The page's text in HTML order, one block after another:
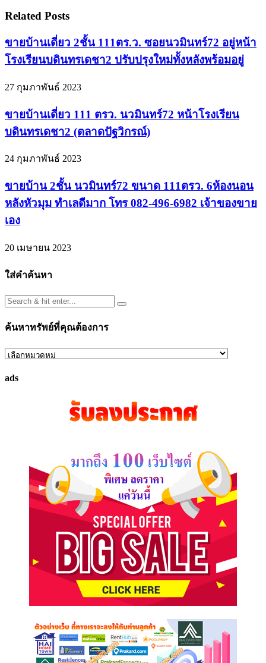
Related Posts
ขายบ้านเดี่ยว 2ชั้น 111ตร.ว. ซอยนวมินทร์72 อยู่หน้า
โรงเรียนบดินทรเดชา2 ปรับปรุงใหม่ทั้งหลังพร้อมอยู่
27 กุมภาพันธ์ 2023
ขายบ้านเดี่ยว 111 ตรว. นวมินทร์72 หน้าโรงเรียน
บดินทรเดชา2 (ตลาดปัฐวิกรณ์)
24 กุมภาพันธ์ 2023
ขายบ้าน 2ชั้น นวมินทร์72 ขนาด 111ตรว. 6ห้องนอน
หลังหัวมุม ทำเลดีมาก โทร 082-496-6982 เจ้าของขาย
เอง
20 เมษายน 2023
ใส่คำค้นหา
ค้นหาทรัพย์ที่คุณต้องการ
ค้นหา
ที่
ads